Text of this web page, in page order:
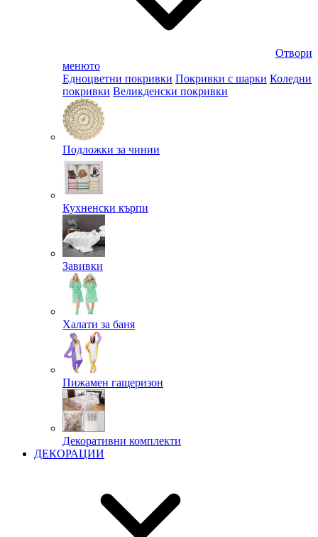
Отвори
менюто
Едноцветни покривки Покривки с шарки Коледни
покривки Великденски покривки
Подложки за чинии
Кухненски кърпи
Завивки
Халати за баня
Пижамен гащеризон
Декоративни комплекти
ДЕКОРАЦИИ